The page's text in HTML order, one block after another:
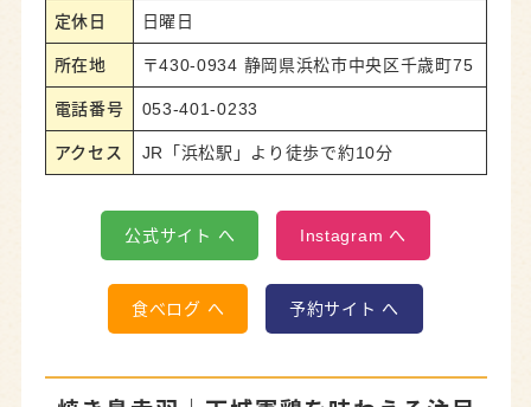
定休日 日曜日
所在地 〒430-0934 静岡県浜松市中央区千歳町75
電話番号 053-401-0233
アクセス JR「浜松駅」より徒歩で約10分
公式サイト へ Instagram へ
食べログ へ 予約サイト へ